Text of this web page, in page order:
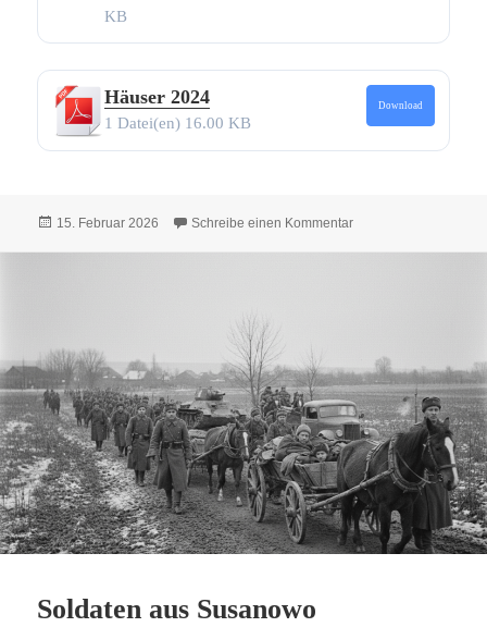
KB
Häuser 2024
1 Datei(en) 16.00 KB
Download
Veröffentlicht
15. Februar 2026 Schreibe einen Kommentarzu Alle Texte und
Soldaten aus Susanowo